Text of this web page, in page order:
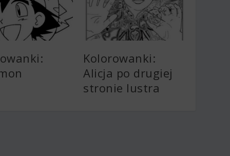
Kolorowanki:
Alicja po drugiej
stronie lustra